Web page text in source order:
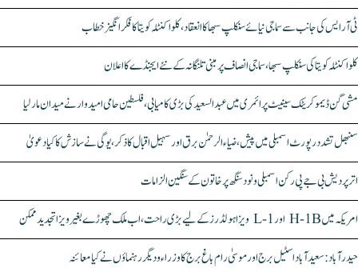
ٹی آر ایس کی جانب سے سماجی نیائے سنکلپ سبھا کا انعقاد، کلواکنٹلہ کویتا کا فکر انگیز خطاب
کلواکنٹلہ کویتا کی سنکلپ سبھا، سماجی انصاف پر مبنی تلنگانہ کے نئے ایجنڈے کا اعلان
مشی گن ڈیموکریٹک سینیٹ پرائمری میں عبدالسعید کی بڑی کامیابی، فلسطین حامی امیدوار نے میدان مار لیا
سنبھل تشدد رپورٹ اسمبلی میں پیش، ضیاء الرحمٰن برق اور سہیل اقبال کا ذکر، یوگی نے سازش کا کیا دعویٰ
اتر پردیش بی جے پی رکن اسمبلی ونود سنگھ پر خاتون کے سنگین الزامات
امریکہ میں H-1B اور L-1 ویزا ہولڈرز کے لیے بڑی راحت، اب ملک چھوڑے بغیر ویزا تجدید ممکن
حیدرآباد: سعیدآباد اسٹیل برج اور موسیٰ رام باغ برج کا وزراء و دیگر رہنماؤں نے کیا معائنہ